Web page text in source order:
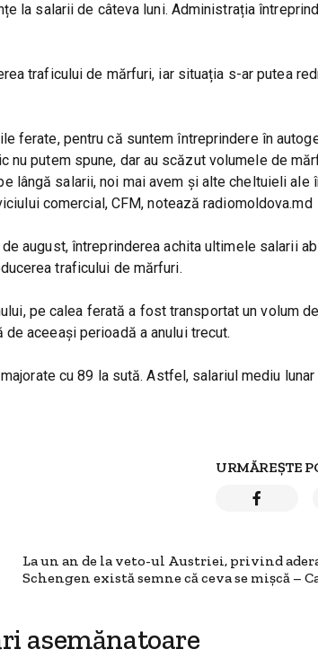
la salarii de câteva luni. Administrația
traficului de mărfuri, iar situația s-ar putea
ferate, pentru că suntem întreprindere în
nu putem spune, dar au scăzut volumele de
lângă salarii, noi mai avem și alte cheltuieli
comercial, CFM, notează radiomoldova.md
august, întreprinderea achita ultimele salarii
traficului de mărfuri.
pe calea ferată a fost transportat un volum
aceeași perioadă a anului trecut.
cu 89 la sută. Astfel, salariul mediu
URMĂREȘTE
La un an de la veto-ul Austriei, privind
Schengen există semne că ceva se mișcă –
asemănatoare